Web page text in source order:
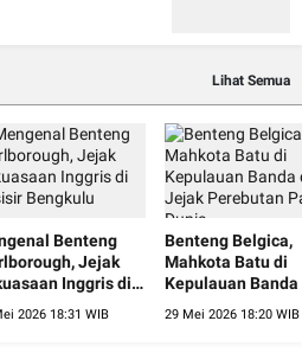
Lihat Semua
Benteng
Jejak
Inggris di
2026 18:31 WIB
Benteng Belgica,
Mahkota Batu di
Kepulauan Banda
29 Mei 2026 18:20 WIB